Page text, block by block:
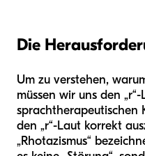
Die
Um zu verstehen,
müssen wir uns den
sprachtherapeutischen
den „r“-Laut korrekt
„Rhotazismus“